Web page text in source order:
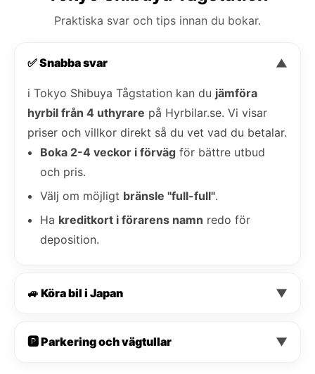
Praktiska svar och tips innan du bokar.
✅ Snabba svar ▼
i Tokyo Shibuya Tågstation kan du jämföra
hyrbil från 4 uthyrare på Hyrbilar.se. Vi visar
priser och villkor direkt så du vet vad du betalar.
Boka 2-4 veckor i förväg för bättre utbud
och pris.
Välj om möjligt bränsle "full-full".
Ha kreditkort i förarens namn redo för
deposition.
🚙 Köra bil i Japan ▼
🅿️ Parkering och vägtullar ▼